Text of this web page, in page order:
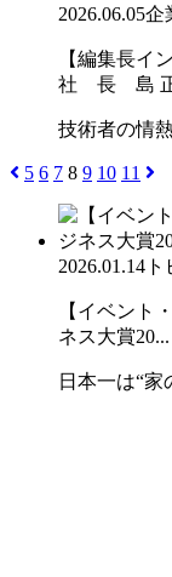
2026.06.05企
【編集長イ
社 長 島
技術者の情
5 6 7 8 9 10 11
2026.01.14
【イベント
ネス大賞20...
日本一は“家